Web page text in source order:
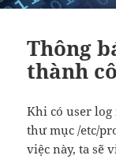
Thông
thành
Khi có user log
thư mục /etc/
việc này, ta sẽ